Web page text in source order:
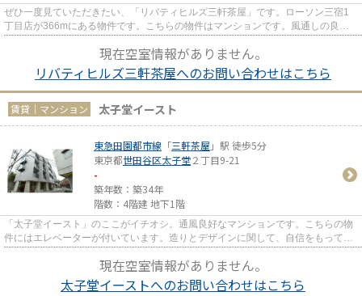
ぜひ一度見ていただきたい、「リバティヒルズ三軒茶屋」です。ローソン三宿1
丁目店が366mにある物件です。こちらの物件はマンションです。風通しの良い
現在空室情報がありません。
リバティヒルズ三軒茶屋へのお問い合わせはこちら
賃貸｜マンション 太子堂イースト
東急田園都市線 「三軒茶屋 」駅 徒歩5分
東京都世田谷区太子堂２丁目9-21
-
築年数：築34年
階数：4階建 地下1階
「太子堂イースト」のここがイチオシ。通風良好なマンションです。こちらの物
件にはエレベーターが付いています。造りとデザインに関して、自信をもって情
現在空室情報がありません。
太子堂イーストへのお問い合わせはこちら